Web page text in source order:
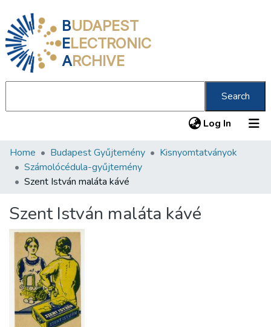
BUDAPEST
ELECTRONIC
ARCHIVE
Search
Log In (current)
Communities & Collections
All of DSpace
About us
Home Budapest Gyűjtemény
Kisnyomtatványok
Számolócédula-gyűjtemény
Szent István maláta kávé
Szent István maláta kávé